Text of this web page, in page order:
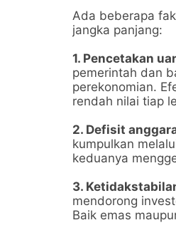
Ada beberapa
jangka panjang:
1. Pencetakan
pemerintah dan
perekonomian.
rendah nilai tiap
2. Defisit
kumpulkan
keduanya
3.
mendorong
Baik emas